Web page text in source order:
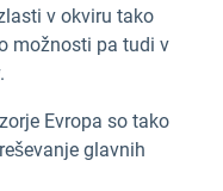
v okviru tako
možnosti pa tudi v
Evropa so tako
glavnih